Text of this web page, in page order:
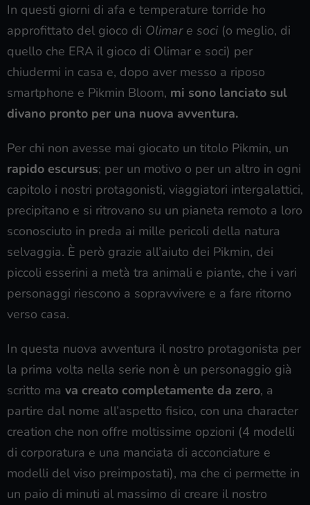
In questi giorni di afa e temperature torride ho
approfittato del gioco di Olimar e soci (o meglio, di
quello che ERA il gioco di Olimar e soci) per
chiudermi in casa e, dopo aver messo a riposo
smartphone e Pikmin Bloom, mi sono lanciato sul
divano pronto per una nuova avventura.
Per chi non avesse mai giocato un titolo Pikmin, un
rapido escursus; per un motivo o per un altro in ogni
capitolo i nostri protagonisti, viaggiatori intergalattici,
precipitano e si ritrovano su un pianeta remoto a loro
sconosciuto in preda ai mille pericoli della natura
selvaggia. È però grazie all’aiuto dei Pikmin, dei
piccoli esserini a metà tra animali e piante, che i vari
personaggi riescono a sopravvivere e a fare ritorno
verso casa.
In questa nuova avventura il nostro protagonista per
la prima volta nella serie non è un personaggio già
scritto ma va creato completamente da zero, a
partire dal nome all’aspetto fisico, con una character
creation che non offre moltissime opzioni (4 modelli
di corporatura e una manciata di acconciature e
modelli del viso preimpostati), ma che ci permette in
un paio di minuti al massimo di creare il nostro